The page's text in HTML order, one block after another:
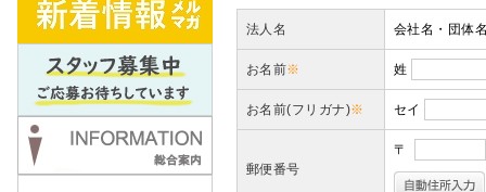
法人名 会社名・団体
お名前※ 姓
お名前(フリガナ)※ セイ
郵便番号
〒